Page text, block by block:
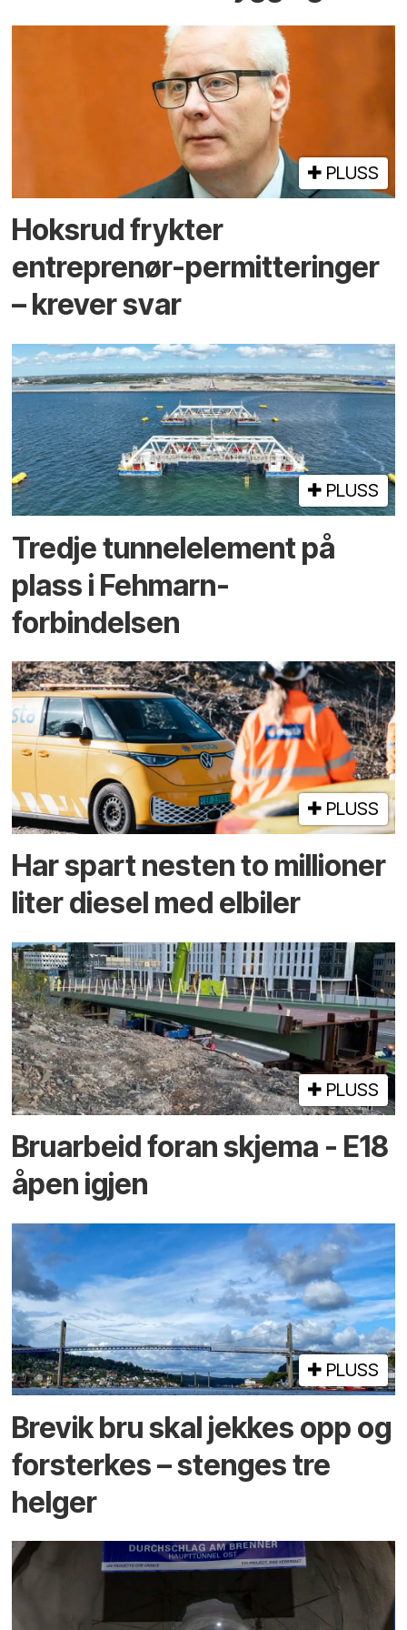
PLUSS
Hoksrud frykter
entreprenør-permitteringer
– krever svar
PLUSS
Tredje tunnel­element på
plass i Fehmarn-
forbindelsen
PLUSS
Har spart nesten to millioner
liter diesel med elbiler
PLUSS
Bruarbeid foran skjema - E18
åpen igjen
PLUSS
Brevik bru skal jekkes opp og
forsterkes – stenges tre
helger